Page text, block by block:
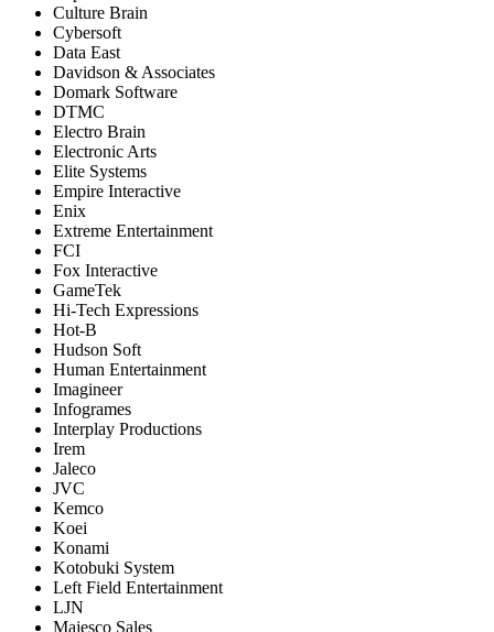
Culture Brain
Cybersoft
Data East
Davidson & Associates
Domark Software
DTMC
Electro Brain
Electronic Arts
Elite Systems
Empire Interactive
Enix
Extreme Entertainment
FCI
Fox Interactive
GameTek
Hi-Tech Expressions
Hot-B
Hudson Soft
Human Entertainment
Imagineer
Infogrames
Interplay Productions
Irem
Jaleco
JVC
Kemco
Koei
Konami
Kotobuki System
Left Field Entertainment
LJN
Majesco Sales